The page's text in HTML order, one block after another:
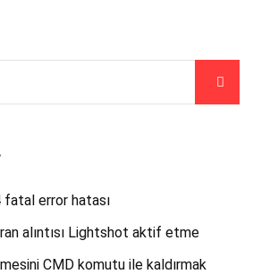
error hatası
alıntısı Lightshot aktif etme
CMD komutu ile kaldırmak